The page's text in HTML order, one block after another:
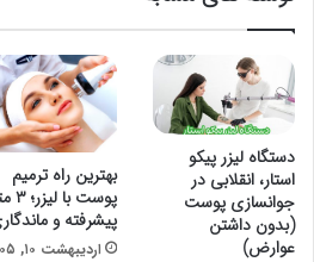
دستگاه لیزر پیکو
استار، انقلابی در
جوانسازی پوست
(بدون داشتن
عوارض)
بهترین راه ترمیم
پوست با
پیشرفته و
اردیبهشت ۱۰, ۱۴۰۵